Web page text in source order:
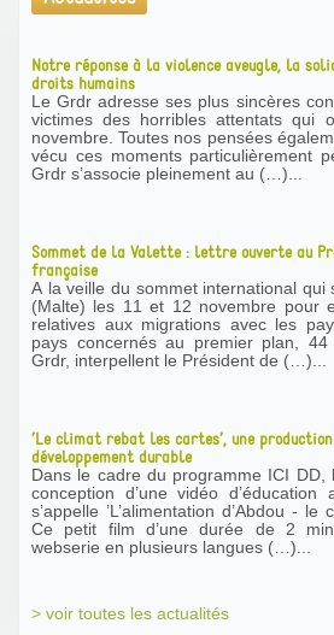
Notre réponse à la violence aveugle, la
droits humains
Le Grdr adresse ses plus sincères
victimes des horribles attentats qui
novembre. Toutes nos pensées
vécu ces moments particulièrement pénibles. Par
Grdr s’associe pleinement au (…)...
Sommet de la Valette : lettre ouverte au
française
A la veille du sommet international qui
(Malte) les 11 et 12 novembre pour
relatives aux migrations avec les
pays concernés au premier plan, 44
Grdr, interpellent le Président de (…)...
’Le climat rebat les cartes’, une
développement durable
Dans le cadre du programme ICI
conception d’une vidéo d’éducation
s’appelle ’L’alimentation d’Abdou - le
Ce petit film d’une durée de 2
webserie en plusieurs langues (…)...
> voir toutes les actualités